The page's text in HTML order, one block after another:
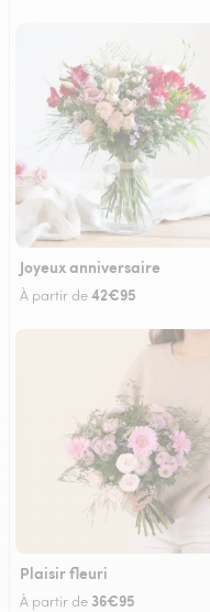
Joyeux anniversaire
À partir de42€95
Plaisir fleuri
À partir de 36€95